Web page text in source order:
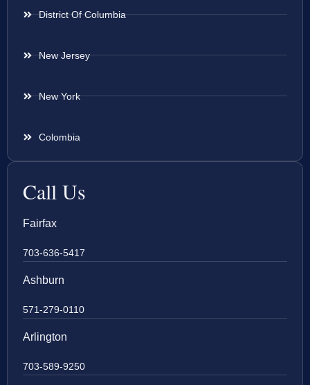
District Of Columbia
New Jersey
New York
Colombia
Call Us
Fairfax
703-636-5417
Ashburn
571-279-0110
Arlington
703-589-9250